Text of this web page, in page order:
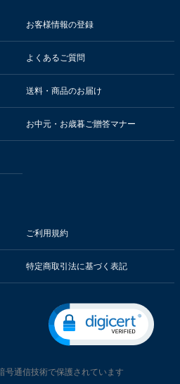
お客様情報の登録
よくあるご質問
送料・商品のお届け
お中元・お歳暮ご贈答マナー
ご利用規約
特定商取引法に基づく表記
号通信技術で保護されています